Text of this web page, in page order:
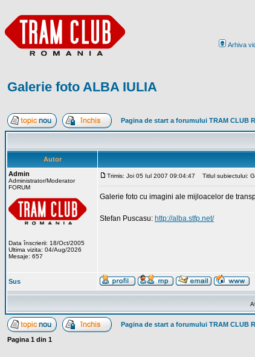
Arhiva
Galerie foto ALBA IULIA
Pagina de start a forumului TRAM CLUB
Autor
Admin
Administrator/Moderator
FORUM
Data înscrierii: 18/Oct/2005
Ultima vizita: 04/Aug/2026
Mesaje: 657
Trimis: Joi 05 Iul 2007 09:04:47 Titlul subiectului:
Galerie foto cu imagini ale mijloacelor de
Stefan Puscasu: http://alba.stfp.net/
Sus
Pagina de start a forumului TRAM CLUB
Pagina 1 din 1